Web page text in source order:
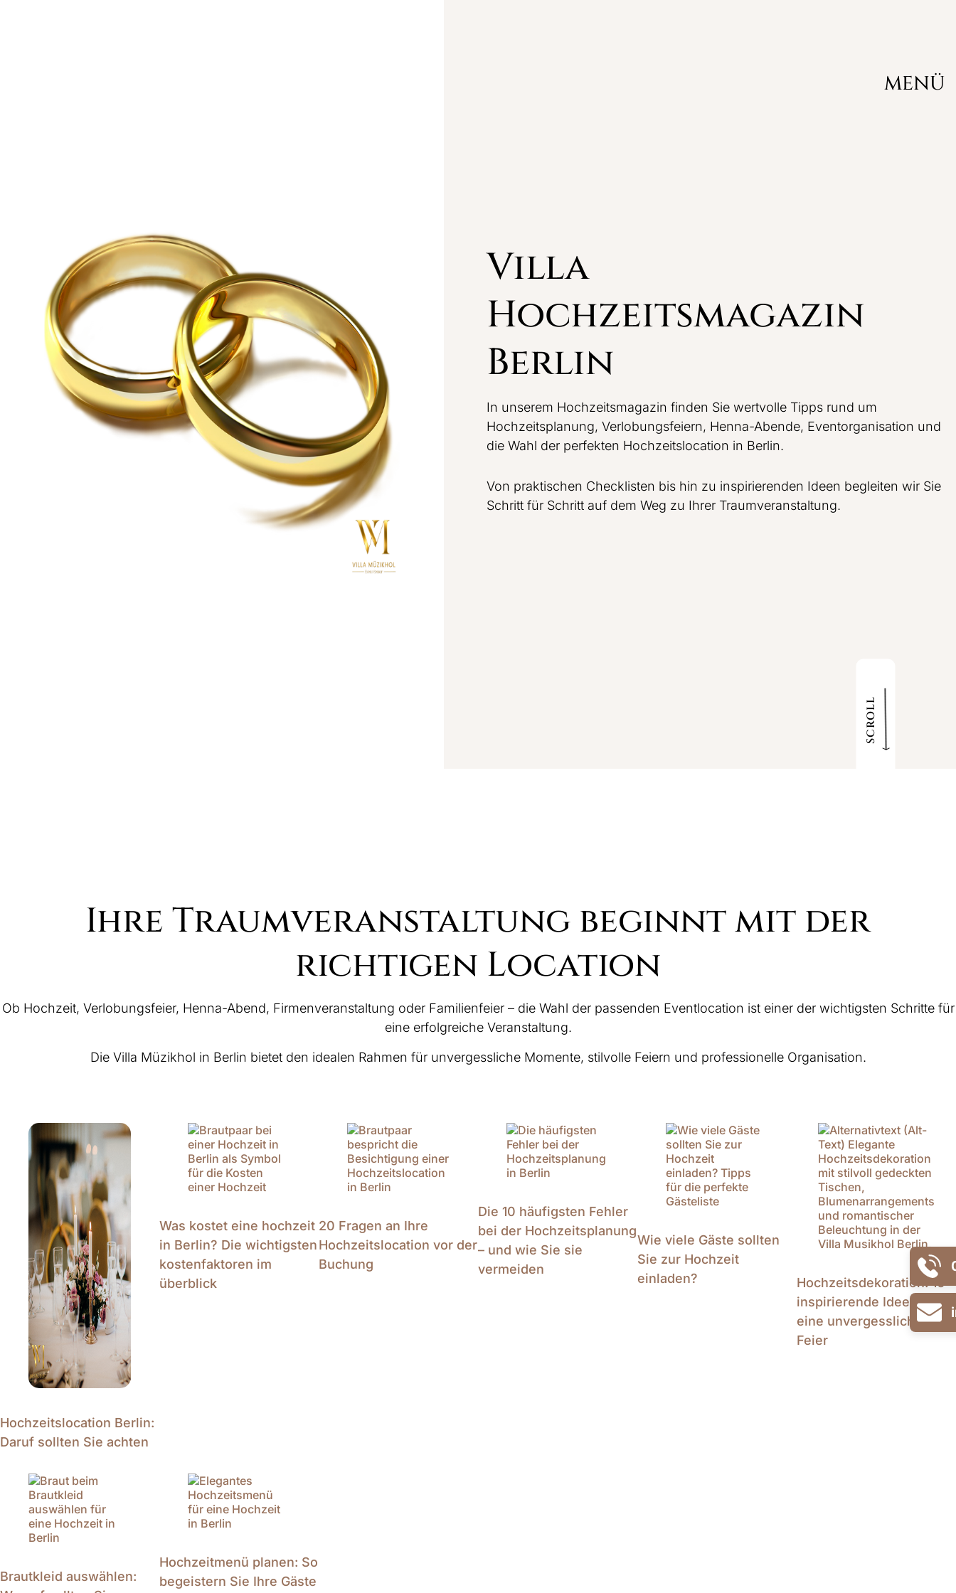
MENÜ
Villa
Hochzeitsmagazin
Berlin
In unserem Hochzeitsmagazin finden Sie wertvolle Tipps rund um
Hochzeitsplanung, Verlobungsfeiern, Henna-Abende, Eventorganisation und
die Wahl der perfekten Hochzeitslocation in Berlin.
Von praktischen Checklisten bis hin zu inspirierenden Ideen begleiten wir Sie
Schritt für Schritt auf dem Weg zu Ihrer Traumveranstaltung.
SCROLL
Ihre Traumveranstaltung beginnt mit der
richtigen Location
Ob Hochzeit, Verlobungsfeier, Henna-Abend, Firmenveranstaltung oder Familienfeier – die Wahl der passenden Eventlocation ist einer der wichtigsten Schritte für
eine erfolgreiche Veranstaltung.
Die Villa Müzikhol in Berlin bietet den idealen Rahmen für unvergessliche Momente, stilvolle Feiern und professionelle Organisation.
Hochzeitslocation Berlin:
Daruf sollten Sie achten
Was kostet eine hochzeit
in Berlin? Die wichtigsten
kostenfaktoren im
überblick
20 Fragen an Ihre
Hochzeitslocation vor der
Buchung
Die 10 häufigsten Fehler
bei der Hochzeitsplanung
– und wie Sie sie
vermeiden
Wie viele Gäste sollten
Sie zur Hochzeit
einladen?
Hochzeitsdekoration: 10
inspirierende Ideen für
eine unvergessliche
Feier
Brautkleid auswählen:
Hochzeitmenü planen: So
begeistern Sie Ihre Gäste
Familienfest
Business- & Firmen­events
Räume & Buchungen